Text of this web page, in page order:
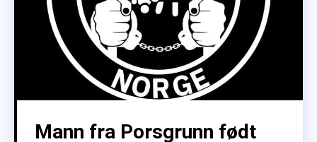
Mann fra Porsgrunn født